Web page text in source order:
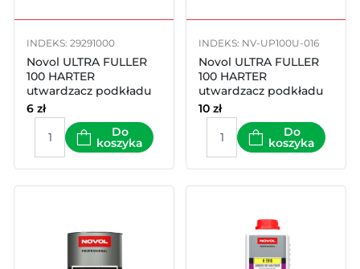
INDEKS: 29291000
Novol ULTRA FULLER
100 HARTER
utwardzacz podkładu
akrylowego 80ml
6 zł
Do
koszyka
INDEKS: NV-UP100U-016
Novol ULTRA FULLER
100 HARTER
utwardzacz podkładu
akrylowego 160ml
10 zł
Do
koszyka